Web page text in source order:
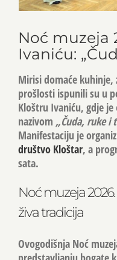
Noć muzeja
Ivaniću:
Mirisi domaće kuhinje,
prošlosti ispunili su u
Kloštru Ivaniću, gdje je
nazivom „Čuda, ruke i
Manifestaciju je
društvo Kloštar, a
sata.
Noć muzeja
živa tradicija
Ovogodišnja Noć